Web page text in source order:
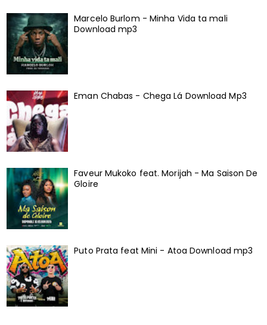
Marcelo Burlom - Minha Vida ta mali
Download mp3
Eman Chabas - Chega Lá Download Mp3
Faveur Mukoko feat. Morijah - Ma Saison De
Gloire
Puto Prata feat Mini - Atoa Download mp3